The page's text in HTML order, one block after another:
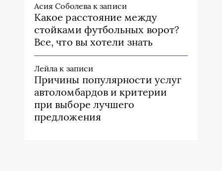
Асия Соболева к записи
Какое расстояние между
стойками футбольных ворот?
Все, что вы хотели знать
Лейла к записи
Причины популярности услуг
автоломбардов и критерии
при выборе лучшего
предложения